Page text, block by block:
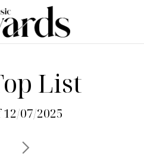
List
12/07/2025